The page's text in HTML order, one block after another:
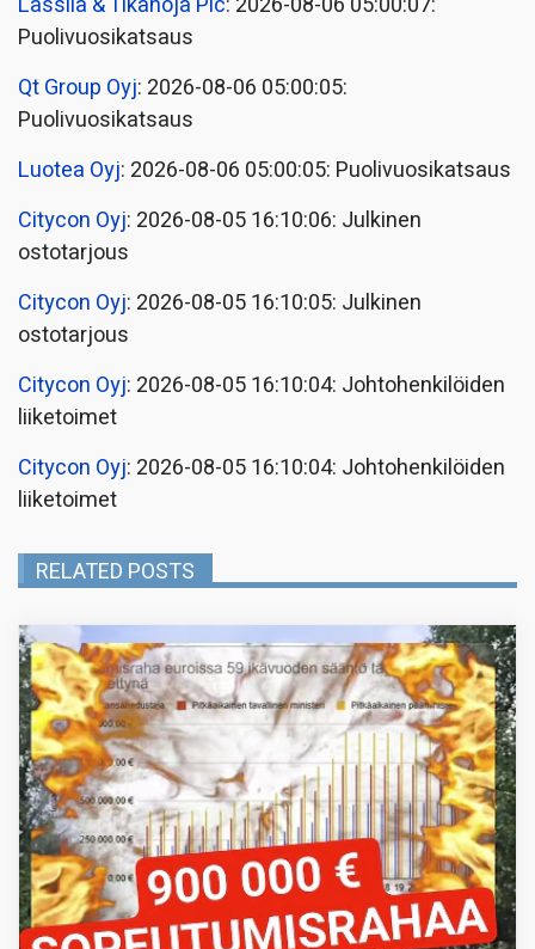
Puolivuosikatsaus
Qt Group Oyj: 2026-08-06 05:00:05:
Puolivuosikatsaus
Luotea Oyj: 2026-08-06 05:00:05: Puolivuosikatsaus
Citycon Oyj: 2026-08-05 16:10:06: Julkinen
ostotarjous
Citycon Oyj: 2026-08-05 16:10:05: Julkinen
ostotarjous
Citycon Oyj: 2026-08-05 16:10:04: Johtohenkilöiden
liiketoimet
Citycon Oyj: 2026-08-05 16:10:04: Johtohenkilöiden
liiketoimet
RELATED POSTS